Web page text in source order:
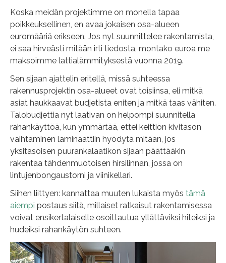
Koska meidän projektimme on monella tapaa
poikkeuksellinen, en avaa jokaisen osa-alueen
euromääriä erikseen. Jos nyt suunnittelee rakentamista,
ei saa hirveästi mitään irti tiedosta, montako euroa me
maksoimme lattialämmityksestä vuonna 2019.
Sen sijaan ajattelin eritellä, missä suhteessa
rakennusprojektin osa-alueet ovat toisiinsa, eli mitkä
asiat haukkaavat budjetista eniten ja mitkä taas vähiten.
Talobudjettia nyt laativan on helpompi suunnitella
rahankäyttöä, kun ymmärtää, ettei keittiön kivitason
vaihtaminen laminaattiin hyödytä mitään, jos
yksitasoisen puurankalaatikon sijaan päättääkin
rakentaa tähdenmuotoisen hirsilinnan, jossa on
lintujenbongaustorni ja viinikellari.
Siihen liittyen: kannattaa muuten lukaista myös tämä
aiempi postaus siitä, millaiset ratkaisut rakentamisessa
voivat ensikertalaiselle osoittautua yllättäviksi hiteiksi ja
hudeiksi rahankäytön suhteen.